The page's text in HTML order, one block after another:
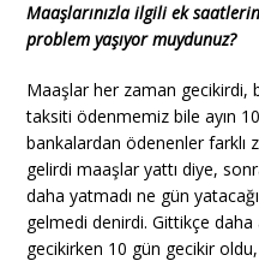
Maaşlarınızla ilgili ek
problem yaşıyor muydunuz?
Maaşlar her zaman gecikirdi,
taksiti ödenmemiz bile ayın
bankalardan ödenenler farklı
gelirdi maaşlar yattı diye,
daha yatmadı ne gün
gelmedi denirdi. Gittikçe
gecikirken 10 gün gecikir